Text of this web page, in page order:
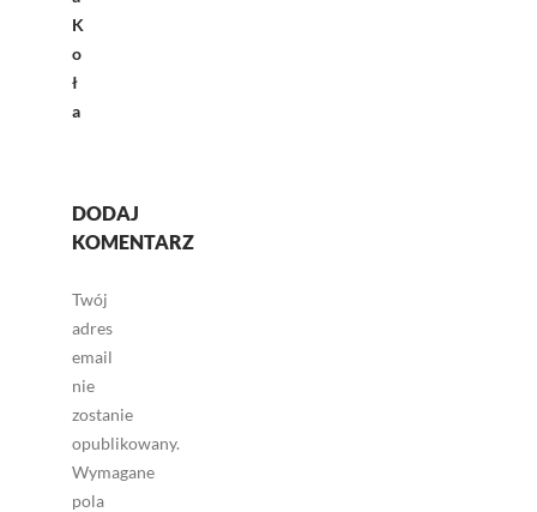
K
o
ł
a
DODAJ
KOMENTARZ
Twój
adres
email
nie
zostanie
opublikowany.
Wymagane
pola